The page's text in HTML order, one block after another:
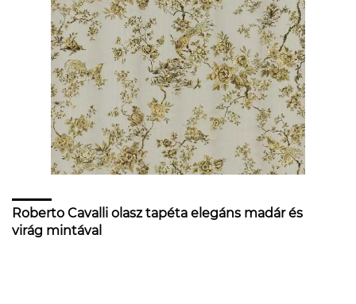
Roberto Cavalli olasz tapéta elegáns madár és
virág mintával